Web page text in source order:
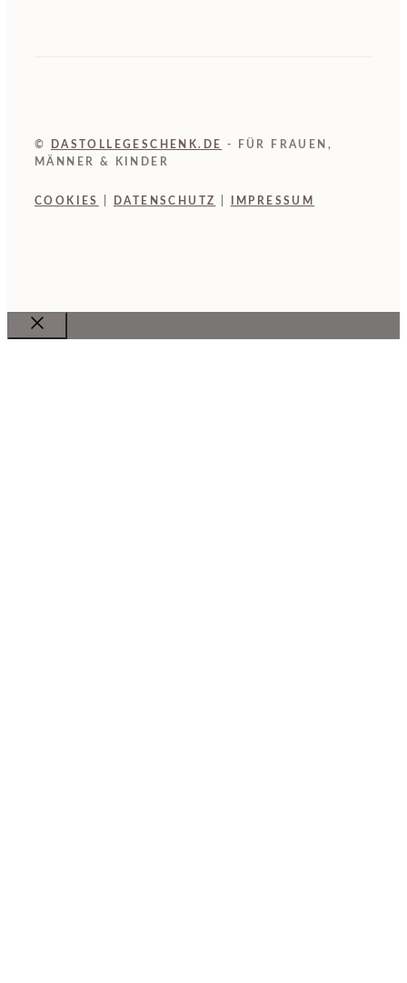
© DASTOLLEGESCHENK.DE
- FÜR FRAUEN,
MÄNNER & KINDER
COOKIES DATENSCHUTZ IMPRESSUM